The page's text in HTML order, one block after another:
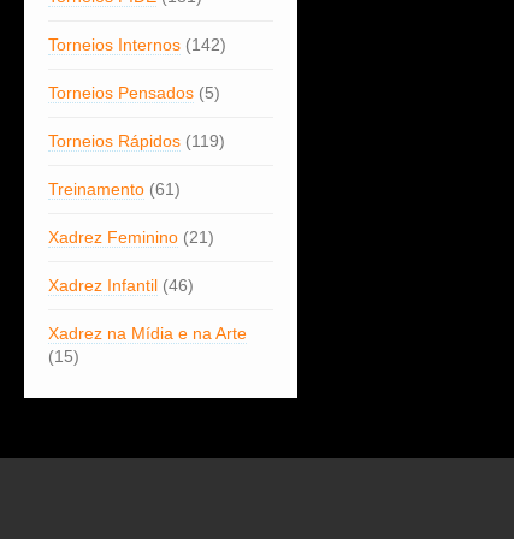
Torneios Internos(142)
Torneios Pensados(5)
Torneios Rápidos(119)
Treinamento(61)
Xadrez Feminino(21)
Xadrez Infantil(46)
Xadrez na Mídia e na Arte
(15)